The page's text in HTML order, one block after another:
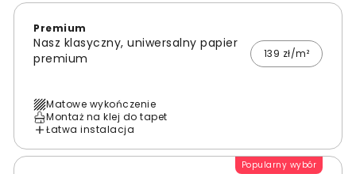
Premium
Nasz klasyczny, uniwersalny papier
premium
139 zł/m²
Matowe wykończenie
Montaż na klej do tapet
Łatwa instalacja
Popularny wybór